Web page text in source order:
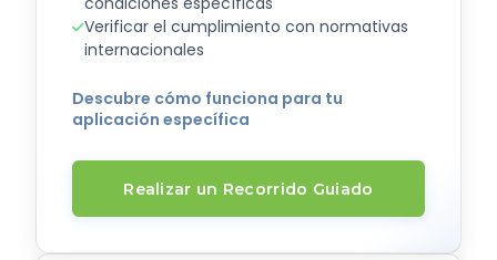
Verificar el cumplimiento con normativas
internacionales
Descubre cómo funciona para tu
aplicación específica
Realizar un Recorrido Guiado